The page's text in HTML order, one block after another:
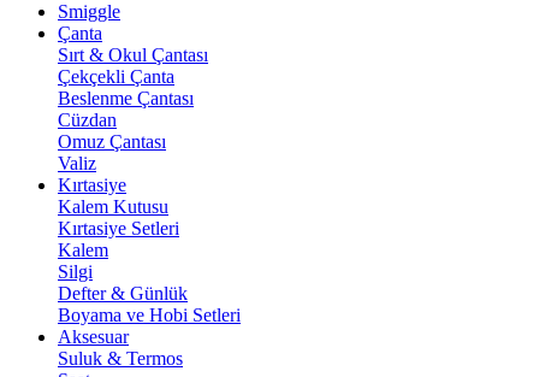
Smiggle
Çanta
Sırt & Okul Çantası
Çekçekli Çanta
Beslenme Çantası
Cüzdan
Omuz Çantası
Valiz
Kırtasiye
Kalem Kutusu
Kırtasiye Setleri
Kalem
Silgi
Defter & Günlük
Boyama ve Hobi Setleri
Aksesuar
Suluk & Termos